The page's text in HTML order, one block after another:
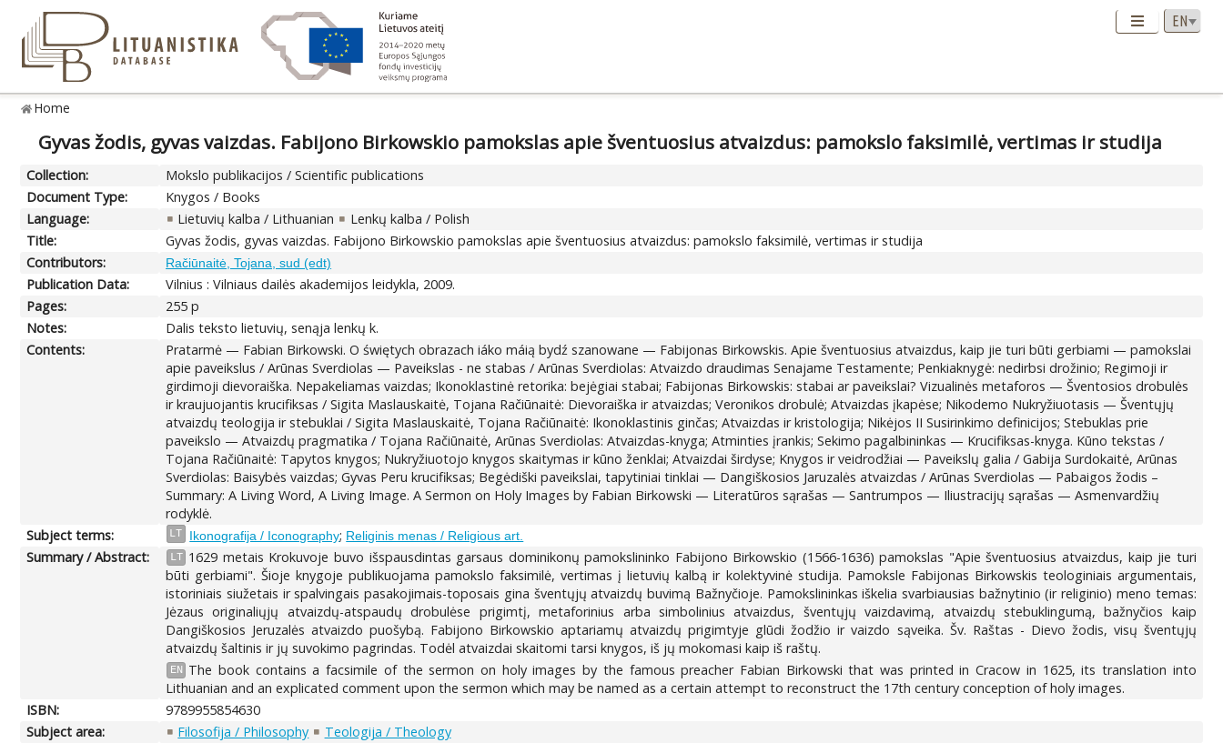
Home
Gyvas žodis, gyvas vaizdas. Fabijono Birkowskio pamokslas apie šventuosius atvaizdus: pamokslo faksimilė, vertimas ir studija
Collection:
Mokslo publikacijos / Scientific publications
Document Type:
Knygos / Books
Language:
Lietuvių kalba / Lithuanian
Lenkų kalba / Polish
Title:
Gyvas žodis, gyvas vaizdas. Fabijono Birkowskio pamokslas apie šventuosius atvaizdus: pamokslo faksimilė, vertimas ir studija
Contributors:
Račiūnaitė, Tojana, sud (edt)
Publication Data:
Vilnius : Vilniaus dailės akademijos leidykla, 2009.
Pages:
255 p
Notes:
Dalis teksto lietuvių, senąja lenkų k.
Contents:
Pratarmė — Fabian Birkowski. O świętych obrazach iáko máią bydź szanowane — Fabijonas Birkowskis. Apie šventuosius atvaizdus, kaip jie turi būti gerbiami — pamokslai
apie paveikslus / Arūnas Sverdiolas — Paveikslas - ne stabas / Arūnas Sverdiolas: Atvaizdo draudimas Senajame Testamente; Penkiaknygė: nedirbsi drožinio; Regimoji ir
girdimoji dievoraiška. Nepakeliamas vaizdas; Ikonoklastinė retorika: bejėgiai stabai; Fabijonas Birkowskis: stabai ar paveikslai? Vizualinės metaforos — Šventosios drobulės
ir kraujuojantis krucifiksas / Sigita Maslauskaitė, Tojana Račiūnaitė: Dievoraiška ir atvaizdas; Veronikos drobulė; Atvaizdas įkapėse; Nikodemo Nukryžiuotasis — Šventųjų
atvaizdų teologija ir stebuklai / Sigita Maslauskaitė, Tojana Račiūnaitė: Ikonoklastinis ginčas; Atvaizdas ir kristologija; Nikėjos II Susirinkimo definicijos; Stebuklas prie
paveikslo — Atvaizdų pragmatika / Tojana Račiūnaitė, Arūnas Sverdiolas: Atvaizdas-knyga; Atminties įrankis; Sekimo pagalbininkas — Krucifiksas-knyga. Kūno tekstas /
Tojana Račiūnaitė: Tapytos knygos; Nukryžiuotojo knygos skaitymas ir kūno ženklai; Atvaizdai širdyse; Knygos ir veidrodžiai — Paveikslų galia / Gabija Surdokaitė, Arūnas
Sverdiolas: Baisybės vaizdas; Gyvas Peru krucifiksas; Begėdiški paveikslai, tapytiniai tinklai — Dangiškosios Jaruzalės atvaizdas / Arūnas Sverdiolas — Pabaigos žodis –
Summary: A Living Word, A Living Image. A Sermon on Holy Images by Fabian Birkowski — Literatūros sąrašas — Santrumpos — Iliustracijų sąrašas — Asmenvardžių
rodyklė.
Subject terms:
LT Ikonografija / Iconography; Religinis menas / Religious art.
Summary / Abstract: LT 1629 metais Krokuvoje buvo išspausdintas garsaus dominikonų pamokslininko Fabijono Birkowskio (1566-1636) pamokslas "Apie šventuosius atvaizdus, kaip jie turi
būti gerbiami". Šioje knygoje publikuojama pamokslo faksimilė, vertimas į lietuvių kalbą ir kolektyvinė studija. Pamoksle Fabijonas Birkowskis teologiniais argumentais,
istoriniais siužetais ir spalvingais pasakojimais-toposais gina šventųjų atvaizdų buvimą Bažnyčioje. Pamokslininkas iškelia svarbiausias bažnytinio (ir religinio) meno temas:
Jėzaus originaliųjų atvaizdų-atspaudų drobulėse prigimtį, metaforinius arba simbolinius atvaizdus, šventųjų vaizdavimą, atvaizdų stebuklingumą, bažnyčios kaip
Dangiškosios Jeruzalės atvaizdo puošybą. Fabijono Birkowskio aptariamų atvaizdų prigimtyje glūdi žodžio ir vaizdo sąveika. Šv. Raštas - Dievo žodis, visų šventųjų
atvaizdų šaltinis ir jų suvokimo pagrindas. Todėl atvaizdai skaitomi tarsi knygos, iš jų mokomasi kaip iš raštų.
EN
The book contains a facsimile of the sermon on holy images by the famous preacher Fabian Birkowski that was printed in Cracow in 1625, its translation into
Lithuanian and an explicated comment upon the sermon which may be named as a certain attempt to reconstruct the 17th century conception of holy images.
ISBN:
9789955854630
Subject area:
Filosofija / Philosophy
Teologija / Theology